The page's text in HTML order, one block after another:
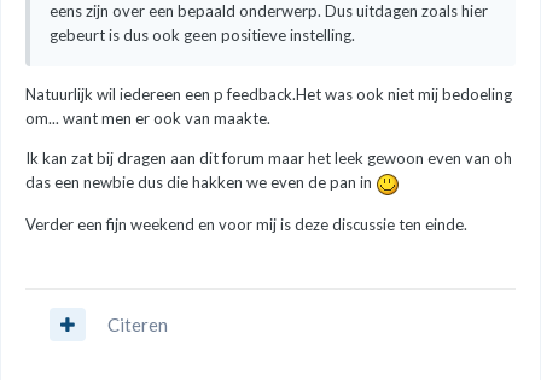
eens zijn over een bepaald onderwerp. Dus uitdagen zoals hier
gebeurt is dus ook geen positieve instelling.
Natuurlijk wil iedereen een p feedback.Het was ook niet mij bedoeling
om... want men er ook van maakte.
Ik kan zat bij dragen aan dit forum maar het leek gewoon even van oh
das een newbie dus die hakken we even de pan in
Verder een fijn weekend en voor mij is deze discussie ten einde.
Citeren